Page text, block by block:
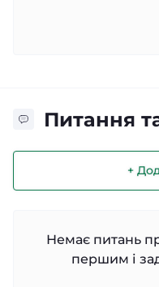
Питання
+
Немає питань
першим і